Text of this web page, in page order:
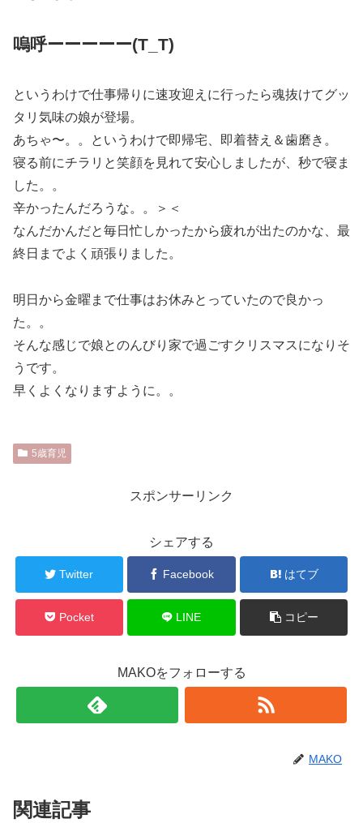
嗚呼ーーーーー(T_T)
というわけで仕事帰りに速攻迎えに行ったら魂抜けてグッ
タリ気味の娘が登場。
あちゃ〜。。というわけで即帰宅、即着替え＆歯磨き。
寝る前にチラリと笑顔を見れて安心しましたが、秒で寝ま
した。。
辛かったんだろうな。。＞＜
なんだかんだと毎日忙しかったから疲れが出たのかな、最
終日までよく頑張りました。
明日から金曜まで仕事はお休みとっていたので良かっ
た。。
そんな感じで娘とのんびり家で過ごすクリスマスになりそ
うです。
早くよくなりますように。。
5歳育児
スポンサーリンク
シェアする
Twitter Facebook はてブ
Pocket LINE コピー
MAKOをフォローする
MAKO
関連記事